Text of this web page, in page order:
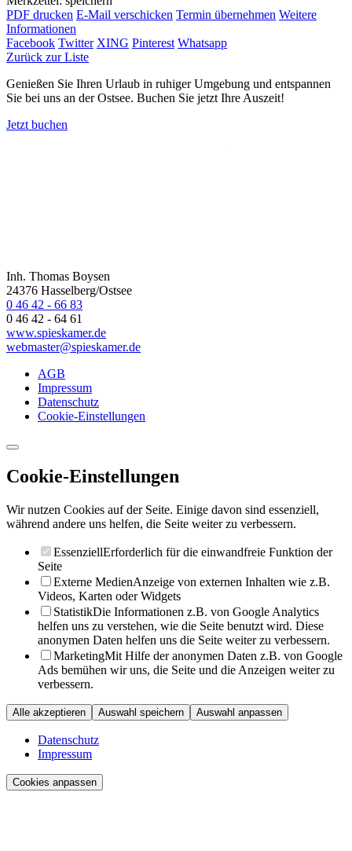
PDF drucken E-Mail verschicken Termin übernehmen Weitere
Informationen
Facebook Twitter XING Pinterest Whatsapp
Zurück zur Liste
Genießen Sie Ihren Urlaub in ruhiger Umgebung und entspannen
Sie bei uns an der Ostsee. Buchen Sie jetzt Ihre Auszeit!
Jetzt buchen
Inh. Thomas Boysen
24376 Hasselberg/Ostsee
0 46 42 - 66 83
0 46 42 - 64 61
www.spieskamer.de
webmaster@spieskamer.de
AGB
Impressum
Datenschutz
Cookie-Einstellungen
Cookie-Einstellungen
Wir nutzen Cookies auf der Seite. Einige davon sind essenziell,
während andere uns helfen, die Seite weiter zu verbessern.
EssenziellErforderlich für die einwandfreie Funktion der
Seite
Externe MedienAnzeige von externen Inhalten wie z.B.
Videos, Karten oder Widgets
StatistikDie Informationen z.B. von Google Analytics
helfen uns zu verstehen, wie die Seite benutzt wird. Diese
anonymen Daten helfen uns die Seite weiter zu verbessern.
MarketingMit Hilfe der anonymen Daten z.B. von Google
Ads bemühen wir uns, die Seite und die Anzeigen weiter zu
verbessern.
Alle akzeptieren Auswahl speichern Auswahl anpassen
Datenschutz
Impressum
Cookies anpassen